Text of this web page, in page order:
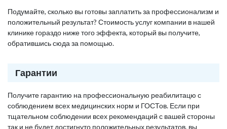
Подумайте, сколько вы готовы заплатить за профессионализм и
положительный результат? Стоимость услуг компании в нашей
клинике гораздо ниже того эффекта, который вы получите,
обратившись сюда за помощью.
Гарантии
Получите гарантию на профессиональную реабилитацю с
соблюдением всех медицинских норм и ГОСТов. Если при
тщательном соблюдении всех рекомендаций с вашей стороны
так и не будет достигнуто положительных результатов, вы